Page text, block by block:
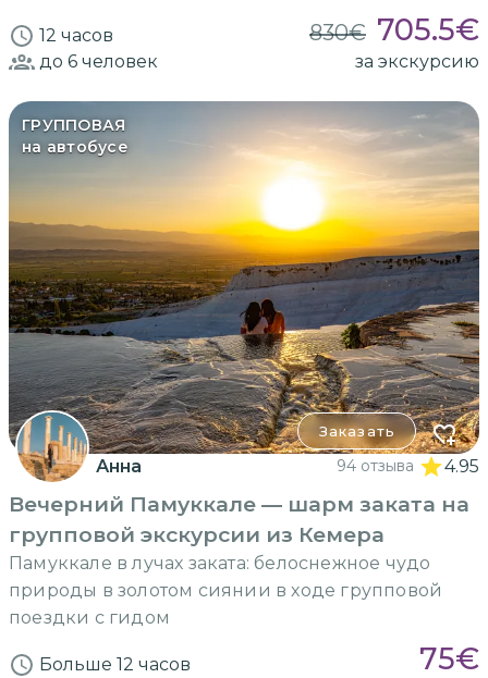
12 часов 830€ 705.5€
до 6 человек за экскурсию
ГРУППОВАЯ
на автобусе
Заказать
Анна 94 отзыва 4.95
Вечерний Памуккале — шарм заката на
групповой экскурсии из Кемера
Памуккале в лучах заката: белоснежное чудо
природы в золотом сиянии в ходе групповой
поездки с гидом
Больше 12 часов 75€